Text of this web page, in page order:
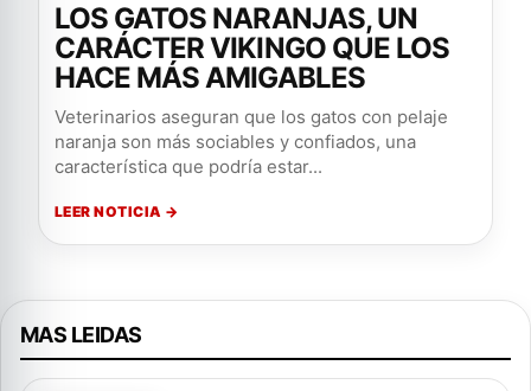
LOS GATOS NARANJAS, UN
CARÁCTER VIKINGO QUE LOS
HACE MÁS AMIGABLES
Veterinarios aseguran que los gatos con pelaje
naranja son más sociables y confiados, una
característica que podría estar...
LEER NOTICIA →
MAS LEIDAS